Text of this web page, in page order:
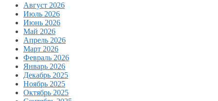
Август 2026
Июль 2026
Июнь 2026
Май 2026
Апрель 2026
Март 2026
Февраль 2026
Январь 2026
Декабрь 2025
Ноябрь 2025
Октябрь 2025